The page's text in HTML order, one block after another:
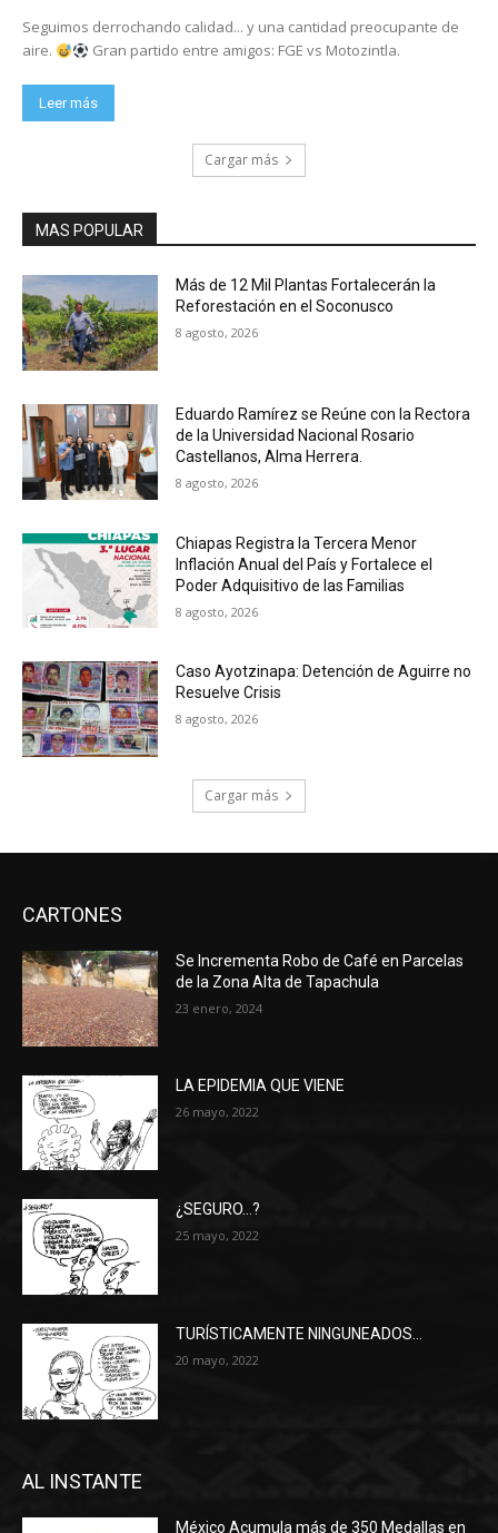
Seguimos derrochando calidad... y una cantidad preocupante de
aire.
Gran partido entre amigos: FGE vs Motozintla.
Leer más
Cargar más
MAS POPULAR
Más de 12 Mil Plantas Fortalecerán la
Reforestación en el Soconusco
8 agosto, 2026
Eduardo Ramírez se Reúne con la Rectora
de la Universidad Nacional Rosario
Castellanos, Alma Herrera.
8 agosto, 2026
Chiapas Registra la Tercera Menor
Inflación Anual del País y Fortalece el
Poder Adquisitivo de las Familias
8 agosto, 2026
Caso Ayotzinapa: Detención de Aguirre no
Resuelve Crisis
8 agosto, 2026
Cargar más
CARTONES
Se Incrementa Robo de Café en Parcelas
de la Zona Alta de Tapachula
23 enero, 2024
LA EPIDEMIA QUE VIENE
26 mayo, 2022
¿SEGURO…?
25 mayo, 2022
TURÍSTICAMENTE NINGUNEADOS…
20 mayo, 2022
AL INSTANTE
México Acumula más de 350 Medallas en